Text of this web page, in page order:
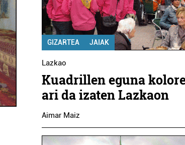
GIZARTEA JAIAK
Lazkao
Kuadrillen eguna
ari da izaten Lazkaon
Aimar Maiz